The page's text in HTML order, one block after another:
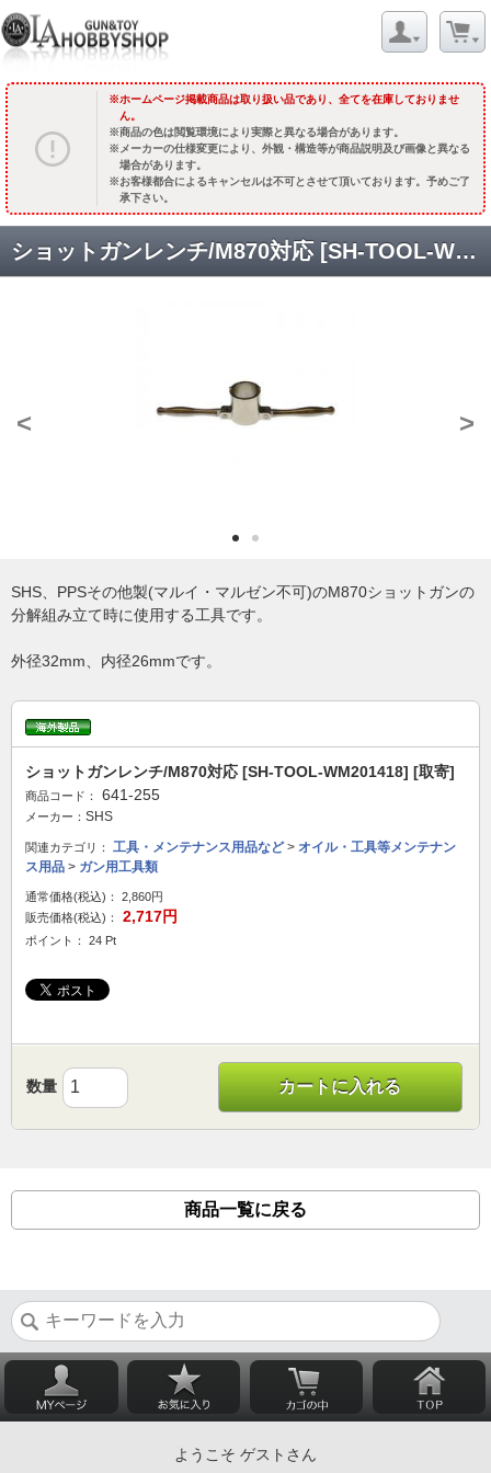
ホームページ掲載商品は取り扱い品であり、全てを在庫しておりませ
ん。
商品の色は閲覧環境により実際と異なる場合があります。
メーカーの仕様変更により、外観・構造等が商品説明及び画像と異なる
場合があります。
お客様都合によるキャンセルは不可とさせて頂いております。予めご了
承下さい。
ショットガンレンチ/M870対応 [SH-TOOL-WM201418] [取寄]
< >
SHS、PPSその他製(マルイ・マルゼン不可)のM870ショットガンの
分解組み立て時に使用する工具です。
外径32mm、内径26mmです。
ショットガンレンチ/M870対応 [SH-TOOL-WM201418] [取寄]
商品コード： 641-255
メーカー： SHS
関連カテゴリ： 工具・メンテナンス用品など> オイル・工具等メンテナン
ス用品 > ガン用工具類
通常価格(税込)：
2,860円
販売価格(税込)：
2,717円
ポイント： 24 Pt
数量 カートに入れる
商品一覧に戻る
ようこそ ゲストさん